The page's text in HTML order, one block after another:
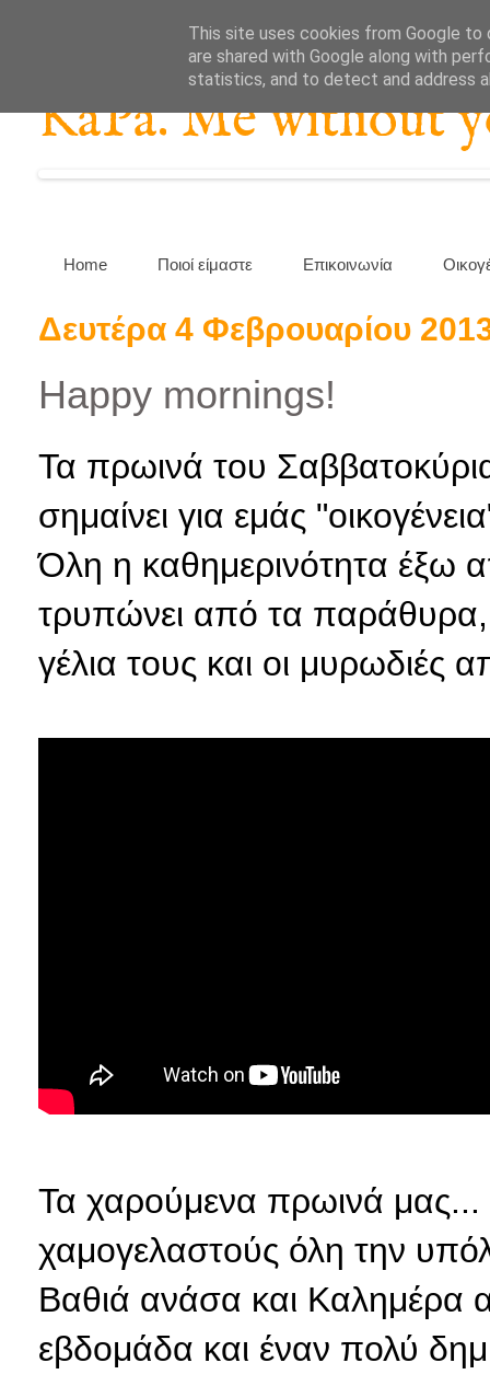
KaPa. Me without
Home Ποιοί είμαστε Επικοινωνία
Δευτέρα 4 Φεβρουαρίου
Happy mornings!
Τα πρωινά του
σημαίνει για εμάς
Όλη η καθημερινότητα έξω
τρυπώνει από τα παράθυρα,
γέλια τους και οι
Τα χαρούμενα πρωινά μας...
χαμογελαστούς όλη την
Βαθιά ανάσα και Καλημέρα
εβδομάδα και έναν πολύ
This site uses cookies from Google to
are shared with Google along with
statistics, and to detect and address